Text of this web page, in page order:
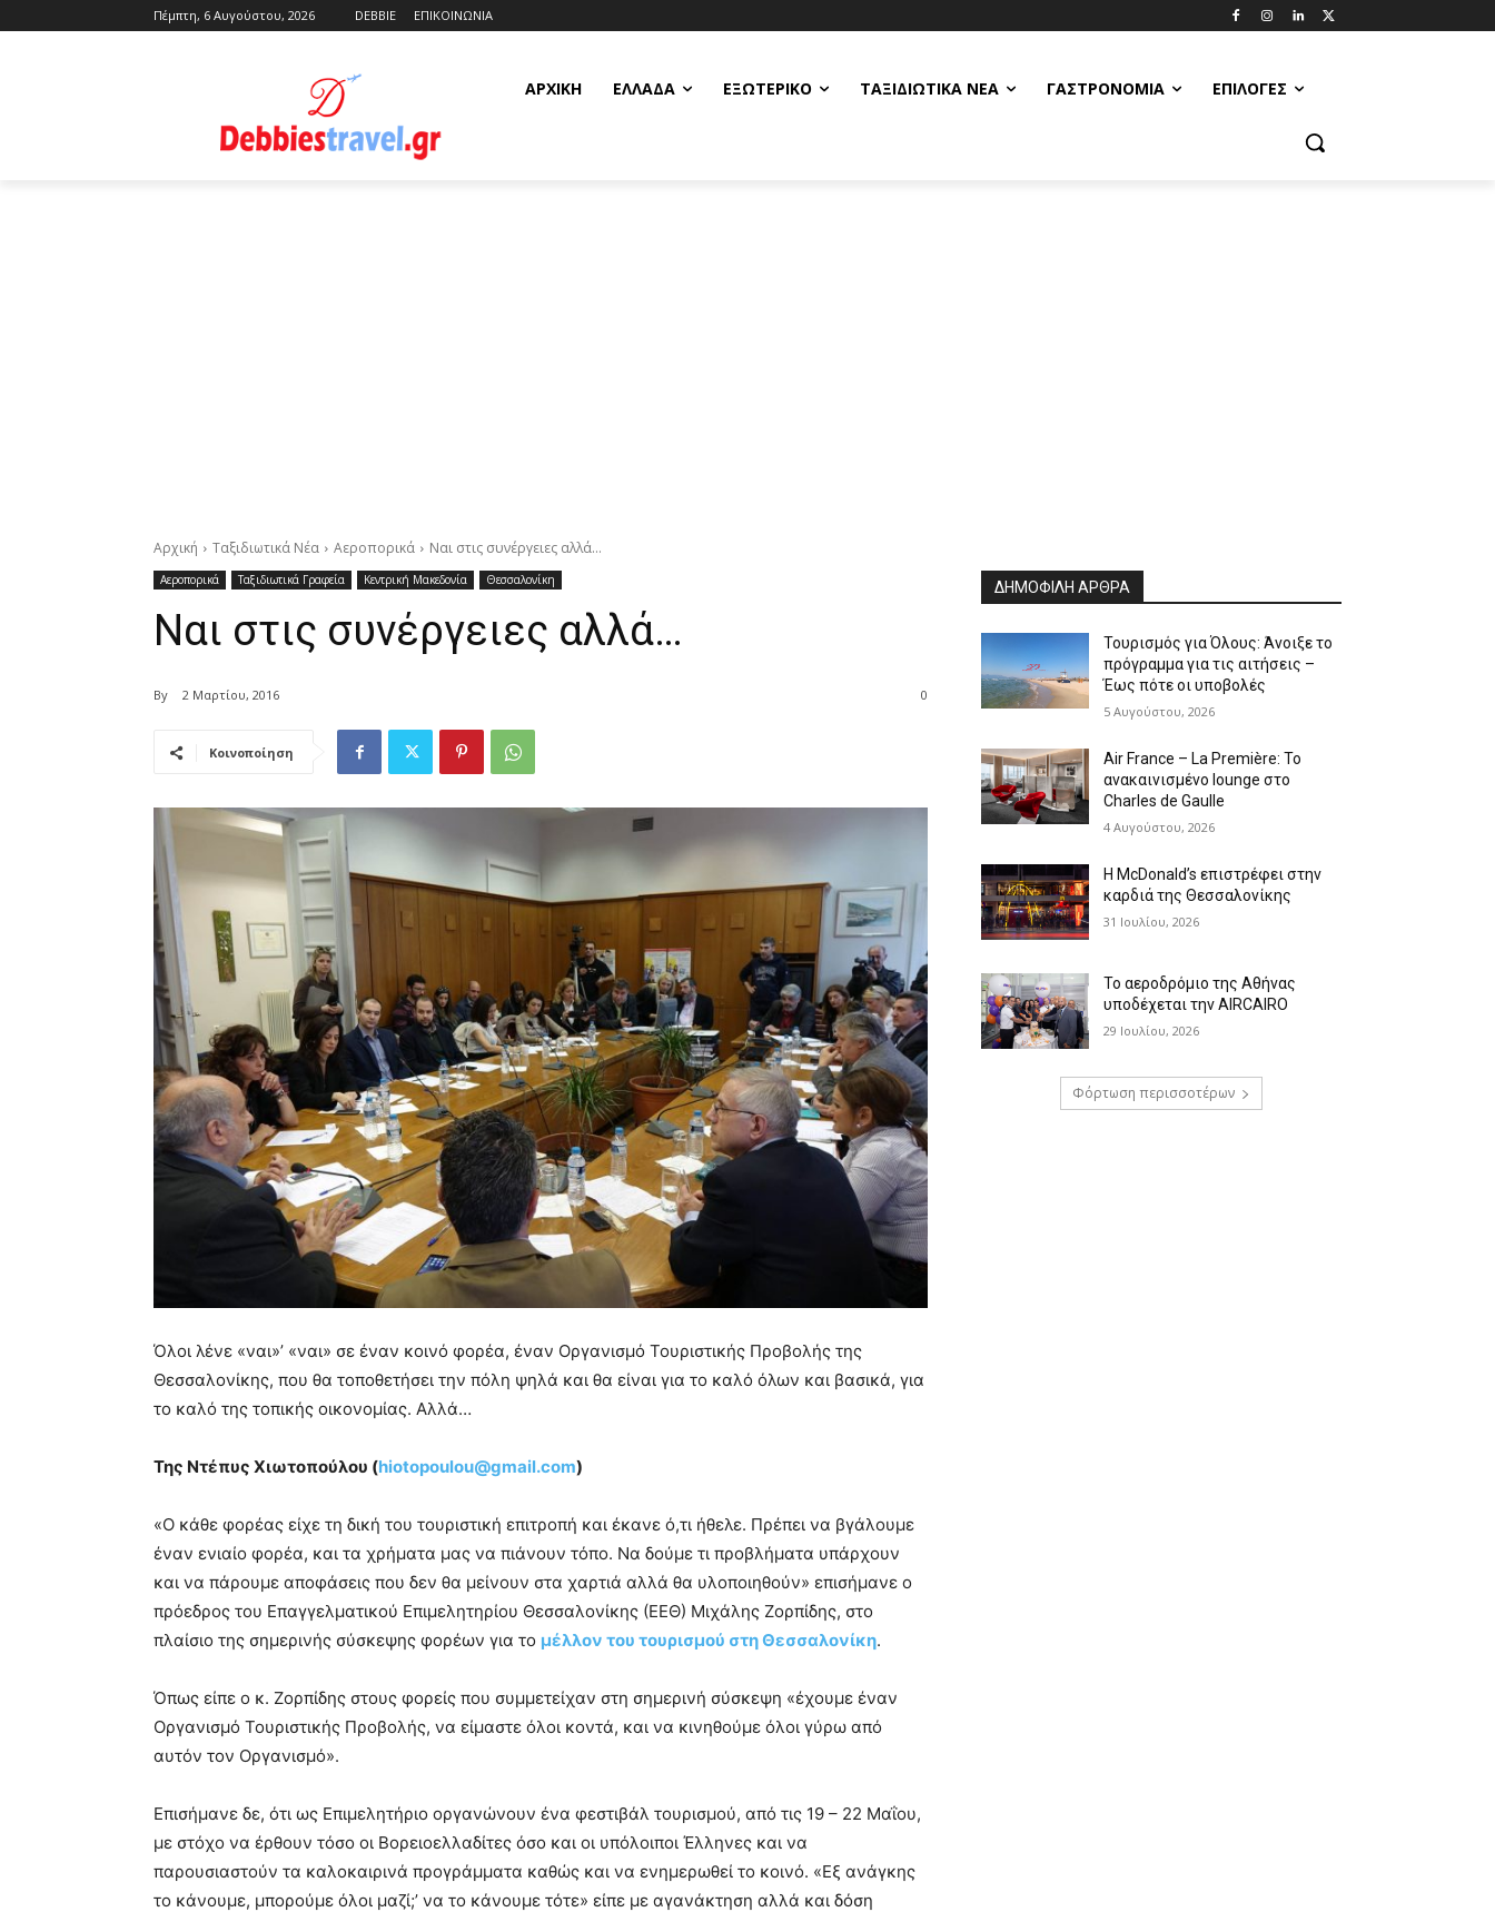
Πέμπτη, 6 Αυγούστου, 2026 DEBBIE ΕΠΙΚΟΙΝΩΝΙΑ
ΑΡΧΙΚΗ ΕΛΛΆΔΑ ΕΞΩΤΕΡΙΚΌ ΤΑΞΙΔΙΩΤΙΚΆ ΝΈΑ ΓΑΣΤΡΟΝΟΜΊΑ ΕΠΙΛΟΓΈΣ
Αρχική Ταξιδιωτικά Νέα Αεροπορικά Ναι στις συνέργειες αλλά…
Αεροπορικά Ταξιδιωτικά Γραφεία Κεντρική Μακεδονία Θεσσαλονίκη
Ναι στις συνέργειες αλλά…
By 2 Μαρτίου, 2016 0
Κοινοποίηση
Όλοι λένε «ναι»’ «ναι» σε έναν κοινό φορέα, έναν Οργανισμό Τουριστικής Προβολής της
Θεσσαλονίκης, που θα τοποθετήσει την πόλη ψηλά και θα είναι για το καλό όλων και βασικά, για
το καλό της τοπικής οικονομίας. Αλλά…
Της Ντέπυς Χιωτοπούλου (hiotopoulou@gmail.com)
«Ο κάθε φορέας είχε τη δική του τουριστική επιτροπή και έκανε ό,τι ήθελε. Πρέπει να βγάλουμε
έναν ενιαίο φορέα, και τα χρήματα μας να πιάνουν τόπο. Να δούμε τι προβλήματα υπάρχουν
και να πάρουμε αποφάσεις που δεν θα μείνουν στα χαρτιά αλλά θα υλοποιηθούν» επισήμανε ο
πρόεδρος του Επαγγελματικού Επιμελητηρίου Θεσσαλονίκης (ΕΕΘ) Μιχάλης Ζορπίδης, στο
πλαίσιο της σημερινής σύσκεψης φορέων για το μέλλον του τουρισμού στη Θεσσαλονίκη.
Όπως είπε ο κ. Ζορπίδης στους φορείς που συμμετείχαν στη σημερινή σύσκεψη «έχουμε έναν
Οργανισμό Τουριστικής Προβολής, να είμαστε όλοι κοντά, και να κινηθούμε όλοι γύρω από
αυτόν τον Οργανισμό».
Επισήμανε δε, ότι ως Επιμελητήριο οργανώνουν ένα φεστιβάλ τουρισμού, από τις 19 – 22 Μαΐου,
με στόχο να έρθουν τόσο οι Βορειοελλαδίτες όσο και οι υπόλοιποι Έλληνες και να
παρουσιαστούν τα καλοκαιρινά προγράμματα καθώς και να ενημερωθεί το κοινό. «Εξ ανάγκης
το κάνουμε, μπορούμε όλοι μαζί;’ να το κάνουμε τότε» είπε με αγανάκτηση αλλά και δόση
ΔΗΜΟΦΙΛΗ ΑΡΘΡΑ
Τουρισμός για Όλους: Άνοιξε το
πρόγραμμα για τις αιτήσεις –
Έως πότε οι υποβολές
5 Αυγούστου, 2026
Air France – La Première: Το
ανακαινισμένο lounge στο
Charles de Gaulle
4 Αυγούστου, 2026
Η McDonald’s επιστρέφει στην
καρδιά της Θεσσαλονίκης
31 Ιουλίου, 2026
Το αεροδρόμιο της Αθήνας
υποδέχεται την AIRCAIRO
29 Ιουλίου, 2026
Φόρτωση περισσοτέρων